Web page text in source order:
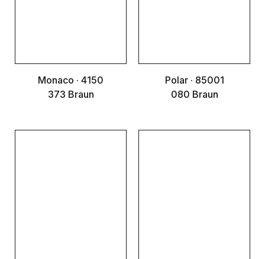
Monaco · 4150
373 Braun
Polar · 85001
080 Braun